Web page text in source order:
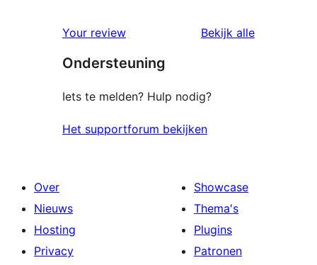
beoordeling
sterren
beoordeling
Your review
Bekijk alle
Ondersteuning
Iets te melden? Hulp nodig?
Het supportforum bekijken
Over
Nieuws
Hosting
Privacy
Showcase
Thema's
Plugins
Patronen